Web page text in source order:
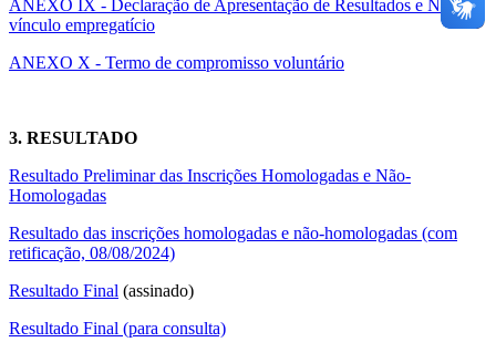
ANEXO IX - Declaração de Apresentação de Resultados e Não
vínculo empregatício
ANEXO X - Termo de compromisso voluntário
3. RESULTADO
Resultado Preliminar das Inscrições Homologadas e Não-
Homologadas
Resultado das inscrições homologadas e não-homologadas (com
retificação, 08/08/2024)
Resultado Final (assinado)
Resultado Final (para consulta)